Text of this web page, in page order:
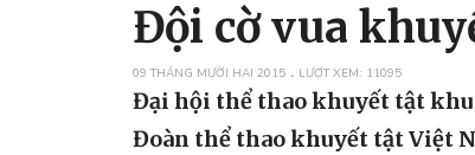
Đội cờ vua
09 THÁNG MƯỜI HAI 2015 LƯỢT XEM: 11095
Đại hội thể thao khuyết tật khu
Đoàn thể thao khuyết tật Việt